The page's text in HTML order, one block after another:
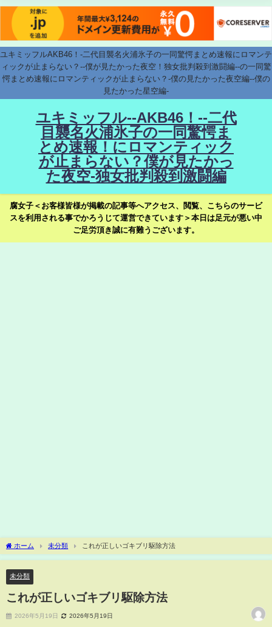
ユキミッフルAKB46！-二代目襲名火浦氷子の一同驚愕まとめ速報にロマンテ
ィックが止まらない？--僕が見たかった夜空！独女批判殺到激闘編--の一同驚
愕まとめ速報にロマンティックが止まらない？-僕の見たかった夜空編--僕の
見たかった星空編-
ユキミッフル--AKB46！--二代
目襲名火浦氷子の一同驚愕ま
とめ速報！にロマンティック
が止まらない？僕が見たかっ
た夜空-独女批判殺到激闘編
腐女子＜お客様皆様が掲載の記事等へアクセス、閲覧、こちらのサービ
スを利用される事でかろうじて運営できています＞本日は足元が悪い中
ご足労頂き誠に有難うございます。
ホーム 未分類 これが正しいゴキブリ駆除方法
未分類
これが正しいゴキブリ駆除方法
2026年5月19日 2026年5月19日